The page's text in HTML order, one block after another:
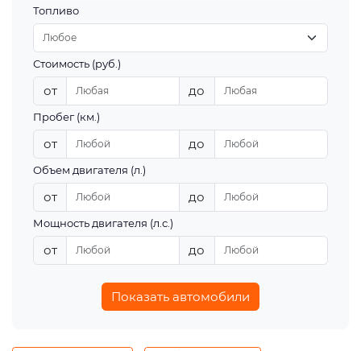
Топливо
Стоимость (руб.)
от до
Пробег (км.)
от до
Объем двигателя (л.)
от до
Мощность двигателя (л.с.)
от до
Показать автомобили